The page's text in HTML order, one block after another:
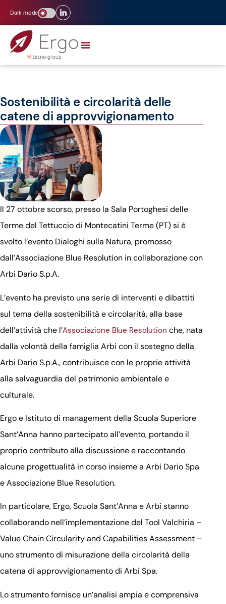
Dark mode
Sostenibilità e circolarità delle
catene di approvvigionamento
Il 27 ottobre scorso, presso la Sala Portoghesi delle
Terme del Tettuccio di Montecatini Terme (PT) si è
svolto l’evento Dialoghi sulla Natura, promosso
dall’Associazione Blue Resolution in collaborazione con
Arbi Dario S.p.A.
L’evento ha previsto una serie di interventi e dibattiti
sul tema della sostenibilità e circolarità, alla base
dell’attività che l’Associazione Blue Resolution che, nata
dalla volontà della famiglia Arbi con il sostegno della
Arbi Dario S.p.A., contribuisce con le proprie attività
alla salvaguardia del patrimonio ambientale e
culturale.
Ergo e Istituto di management della Scuola Superiore
Sant’Anna hanno partecipato all’evento, portando il
proprio contributo alla discussione e raccontando
alcune progettualità in corso insieme a Arbi Dario Spa
e Associazione Blue Resolution.
In particolare, Ergo, Scuola Sant’Anna e Arbi stanno
collaborando nell’implementazione del Tool Valchiria –
Value Chain Circularity and Capabilities Assessment –
uno strumento di misurazione della circolarità della
catena di approvvigionamento di Arbi Spa.
Lo strumento fornisce un’analisi ampia e comprensiva